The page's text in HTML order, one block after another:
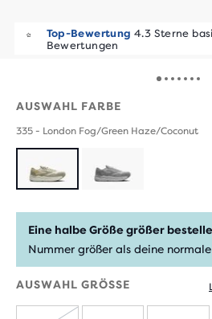
Top-Bewertung 4.3 Sterne
Bewertungen
AUSWAHL FARBE
335 - London Fog/Green Haze/Coconut
Eine halbe Größe größer
Nummer größer als deine normale
AUSWAHL GRÖSSE